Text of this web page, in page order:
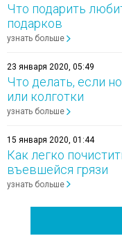
Что подарить
подарков
узнать больше
23 января 2020, 05:49
Что делать, если
или колготки
узнать больше
15 января 2020, 01:44
Как легко
въевшейся грязи
узнать больше